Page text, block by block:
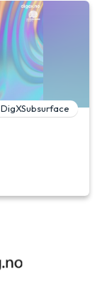
DigXSubsurface